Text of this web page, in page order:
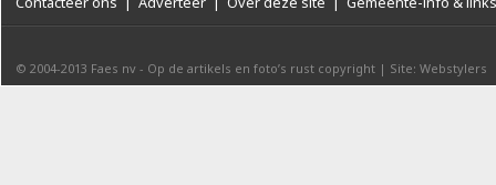
© 2004-2013 Faes nv - Op de artikels en foto’s rust copyright | Site: Webstylers